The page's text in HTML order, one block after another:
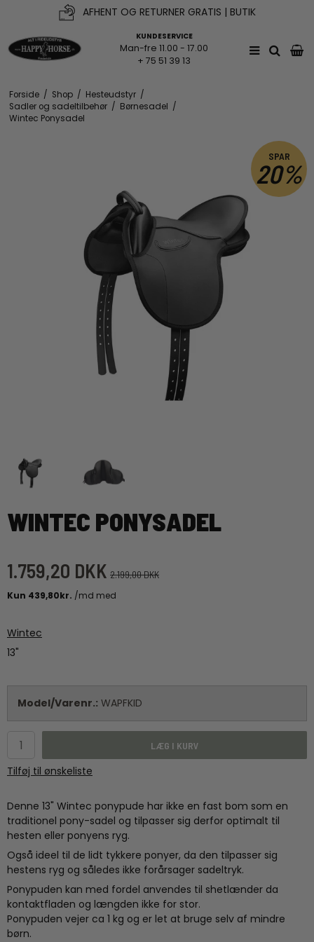
AFHENT OG RETURNER GRATIS | BUTIK
KUNDESERVICE
Man-fre 11.00 - 17.00
+ 75 51 39 13
Forside / Shop / Hesteudstyr /
Sadler og sadeltilbehør / Børnesadel /
Wintec Ponysadel
SPAR
20%
WINTEC PONYSADEL
1.759,20 DKK 2.199,00 DKK
Wintec
13"
Model/Varenr.: WAPFKID
LÆG I KURV
Tilføj til ønskeliste
Denne 13" Wintec ponypude har ikke en fast bom som en
traditionel pony-sadel og tilpasser sig derfor optimalt til
hesten eller ponyens ryg.
Også ideel til de lidt tykkere ponyer, da den tilpasser sig
hestens ryg og således ikke forårsager sadeltryk.
Ponypuden kan med fordel anvendes til shetlænder da
kontaktfladen og længden ikke for stor.
Ponypuden vejer ca 1 kg og er let at bruge selv af mindre
børn.